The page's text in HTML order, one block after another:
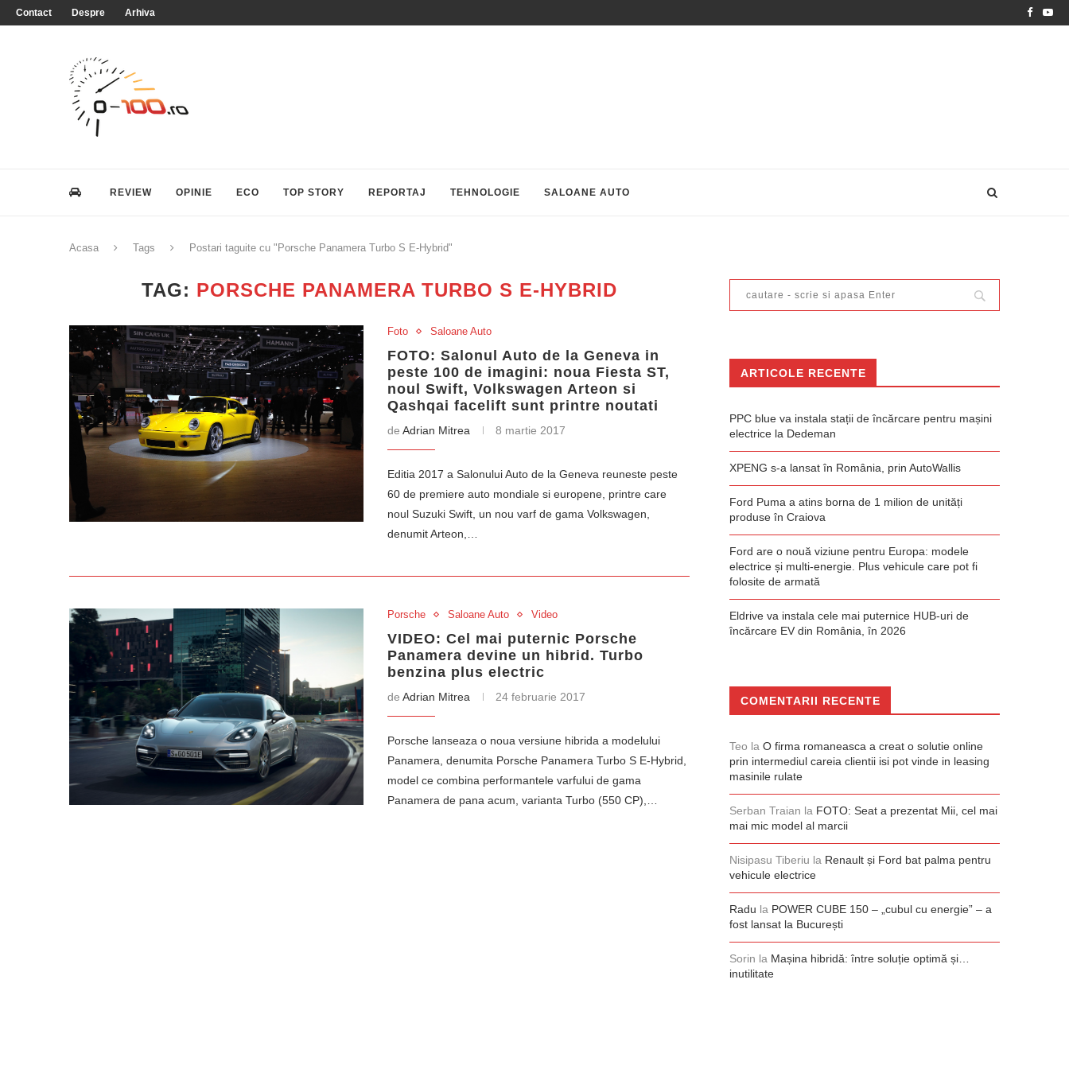
Contact Despre Arhiva
REVIEW OPINIE ECO TOP STORY REPORTAJ TEHNOLOGIE SALOANE AUTO
Acasa Tags Postari taguite cu "Porsche Panamera Turbo S E-Hybrid"
TAG: PORSCHE PANAMERA TURBO S E-HYBRID
Foto Saloane Auto
FOTO: Salonul Auto de la Geneva in
peste 100 de imagini: noua Fiesta ST,
noul Swift, Volkswagen Arteon si
Qashqai facelift sunt printre noutati
de Adrian Mitrea 8 martie 2017
Editia 2017 a Salonului Auto de la Geneva reuneste peste
60 de premiere auto mondiale si europene, printre care
noul Suzuki Swift, un nou varf de gama Volkswagen,
denumit Arteon,…
Porsche Saloane Auto Video
VIDEO: Cel mai puternic Porsche
Panamera devine un hibrid. Turbo
benzina plus electric
de Adrian Mitrea 24 februarie 2017
Porsche lanseaza o noua versiune hibrida a modelului
Panamera, denumita Porsche Panamera Turbo S E-Hybrid,
model ce combina performantele varfului de gama
Panamera de pana acum, varianta Turbo (550 CP),…
ARTICOLE RECENTE
PPC blue va instala stații de încărcare pentru mașini
electrice la Dedeman
XPENG s-a lansat în România, prin AutoWallis
Ford Puma a atins borna de 1 milion de unități
produse în Craiova
Ford are o nouă viziune pentru Europa: modele
electrice și multi-energie. Plus vehicule care pot fi
folosite de armată
Eldrive va instala cele mai puternice HUB-uri de
încărcare EV din România, în 2026
COMENTARII RECENTE
Teo la O firma romaneasca a creat o solutie online
prin intermediul careia clientii isi pot vinde in leasing
masinile rulate
Serban Traian la FOTO: Seat a prezentat Mii, cel mai
mai mic model al marcii
Nisipasu Tiberiu la Renault și Ford bat palma pentru
vehicule electrice
Radu la POWER CUBE 150 – „cubul cu energie” – a
fost lansat la București
Sorin la Mașina hibridă: între soluție optimă și…
inutilitate